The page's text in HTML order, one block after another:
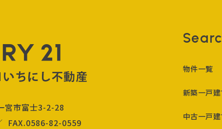
市富士3-2-28
FAX.0586-82-0559
物件一覧
新築一戸建
中古一戸建